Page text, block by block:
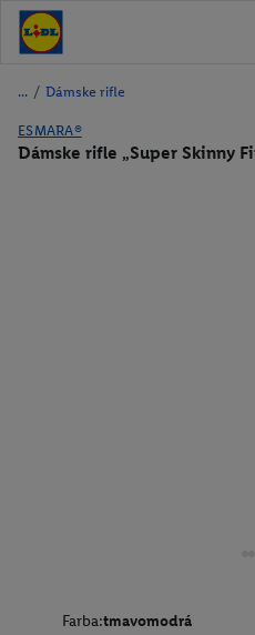
/ Dámske rifle
ESMARA®
Dámske rifle „Super Skinny
Farba:tmavomodrá